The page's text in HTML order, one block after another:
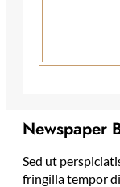
Newspaper
Sed ut
fringilla tempor